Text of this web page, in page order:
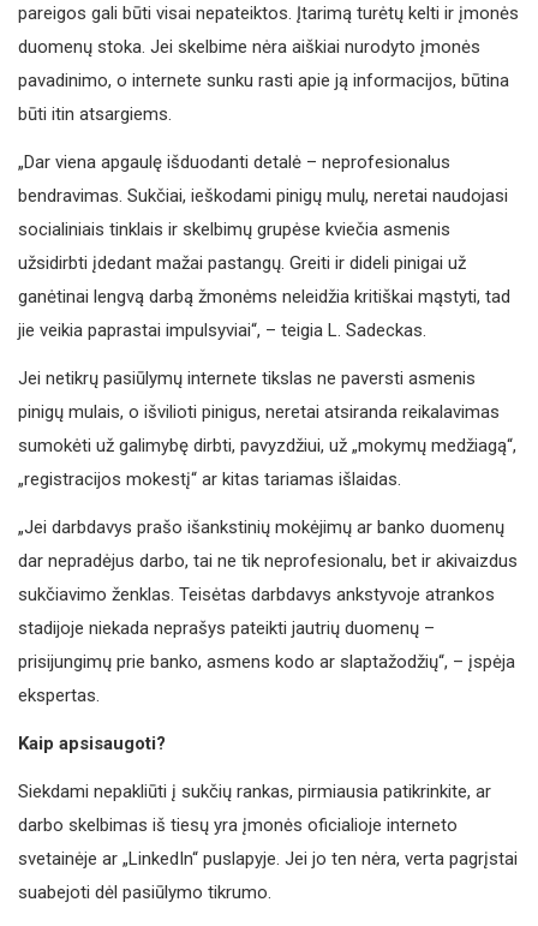
pareigos gali būti visai nepateiktos. Įtarimą turėtų kelti ir įmonės
duomenų stoka. Jei skelbime nėra aiškiai nurodyto įmonės
pavadinimo, o internete sunku rasti apie ją informacijos, būtina
būti itin atsargiems.
„Dar viena apgaulę išduodanti detalė – neprofesionalus
bendravimas. Sukčiai, ieškodami pinigų mulų, neretai naudojasi
socialiniais tinklais ir skelbimų grupėse kviečia asmenis
užsidirbti įdedant mažai pastangų. Greiti ir dideli pinigai už
ganėtinai lengvą darbą žmonėms neleidžia kritiškai mąstyti, tad
jie veikia paprastai impulsyviai“, – teigia L. Sadeckas.
Jei netikrų pasiūlymų internete tikslas ne paversti asmenis
pinigų mulais, o išvilioti pinigus, neretai atsiranda reikalavimas
sumokėti už galimybę dirbti, pavyzdžiui, už „mokymų medžiagą“,
„registracijos mokestį“ ar kitas tariamas išlaidas.
„Jei darbdavys prašo išankstinių mokėjimų ar banko duomenų
dar nepradėjus darbo, tai ne tik neprofesionalu, bet ir akivaizdus
sukčiavimo ženklas. Teisėtas darbdavys ankstyvoje atrankos
stadijoje niekada neprašys pateikti jautrių duomenų –
prisijungimų prie banko, asmens kodo ar slaptažodžių“, – įspėja
ekspertas.
Kaip apsisaugoti?
Siekdami nepakliūti į sukčių rankas, pirmiausia patikrinkite, ar
darbo skelbimas iš tiesų yra įmonės oficialioje interneto
svetainėje ar „LinkedIn“ puslapyje. Jei jo ten nėra, verta pagrįstai
suabejoti dėl pasiūlymo tikrumo.